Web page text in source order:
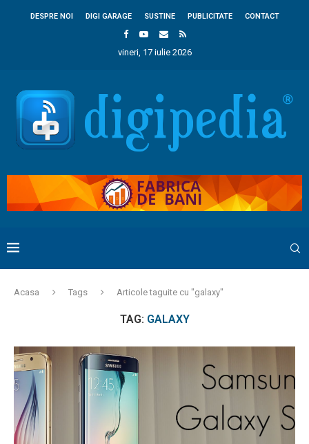
DESPRE NOI DIGI GARAGE SUSTINE PUBLICITATE CONTACT
vineri, 17 iulie 2026
Acasa Tags Articole taguite cu "galaxy"
TAG: GALAXY